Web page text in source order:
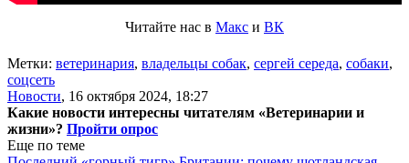
Читайте нас в Макс и ВК
Метки: ветеринария, владельцы собак, сергей середа, собаки,
соцсеть
Новости, 16 октября 2024, 18:27
Какие новости интересны читателям «Ветеринарии и
жизни»? Пройти опрос
Еще по теме